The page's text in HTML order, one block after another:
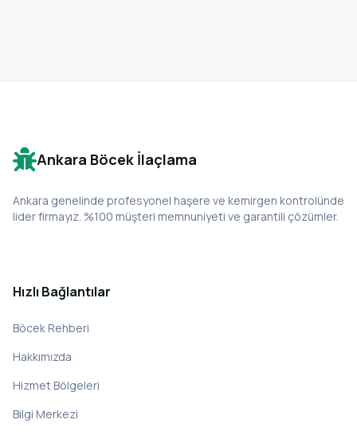
Ankara Böcek İlaçlama
Ankara genelinde profesyonel haşere ve kemirgen kontrolünde
lider firmayız. %100 müşteri memnuniyeti ve garantili çözümler.
Hızlı Bağlantılar
Böcek Rehberi
Hakkımızda
Hizmet Bölgeleri
Bilgi Merkezi